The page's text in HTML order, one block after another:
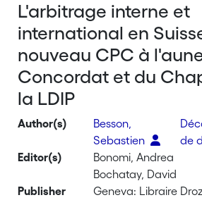
L'arbitrage interne et
international en
nouveau CPC à
Concordat et du
la LDIP
Author(s)
Besson,
Sebastien
de
Editor(s)
Bonomi, Andrea
Bochatay, David
Publisher
Geneva: Libraire